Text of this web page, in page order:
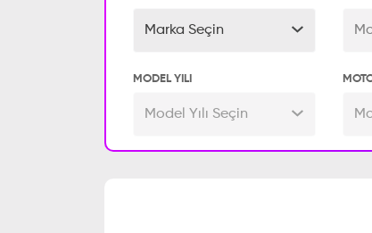
Marka Seçin
MODEL YILI
Model Yılı Seçin